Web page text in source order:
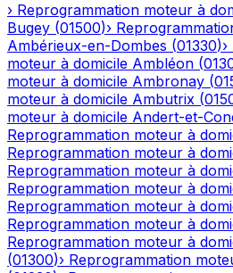
› Reprogrammation moteur à
Bugey (01500)›
Ambérieux-en-Dombes (01330)›
moteur à domicile Ambléon (
moteur à domicile Ambronay (
moteur à domicile Ambutrix (
moteur à domicile Andert-et-
Reprogrammation moteur à
Reprogrammation moteur à
Reprogrammation moteur à
Reprogrammation moteur à
Reprogrammation moteur à
Reprogrammation moteur à
Reprogrammation moteur à
(01300)› Reprogrammation